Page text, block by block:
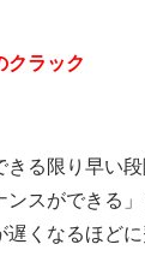
クラック
きる限り早い
ンスができる
遅くなるほど